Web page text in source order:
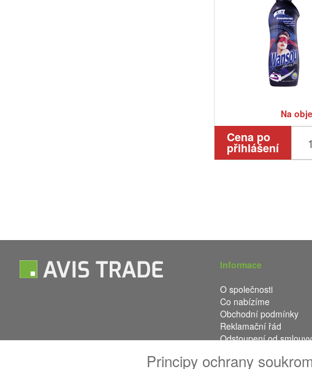
Na
Cena po
přihlášení
Informace
O společnosti
Co nabízíme
Obchodní podmínky
Reklamační řád
Odstoupení od smlouvy
Principy ochrany